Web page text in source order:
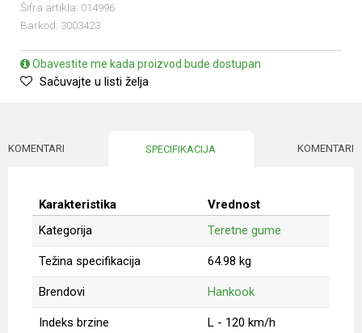
Šifra artikla: 014996
Barkod: 3003423
Obavestite me kada proizvod bude dostupan
Sačuvajte u listi želja
KOMENTARI SPECIFIKACIJA KOMENTARI
Karakteristika
Vrednost
Kategorija
Teretne gume
Težina specifikacija 64.98 kg
Brendovi Hankook
Indeks brzine L - 120 km/h